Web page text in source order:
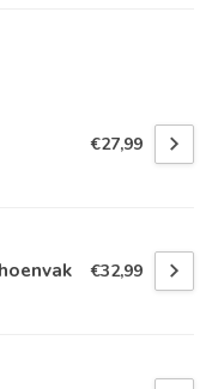
€27,99
€32,99